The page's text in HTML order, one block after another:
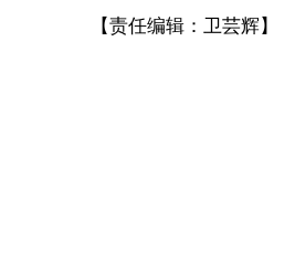
【责任编辑：卫芸辉】